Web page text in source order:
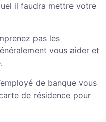
il faudra mettre votre
pas les
vous aider et
de banque vous
de résidence pour